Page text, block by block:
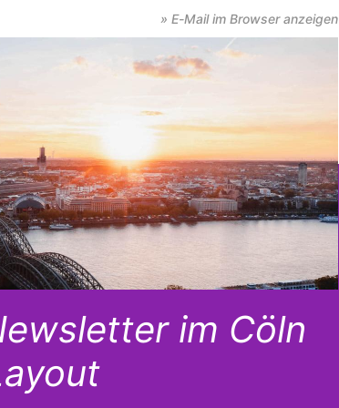
» E-Mail im Browser anzeigen
im Cöln